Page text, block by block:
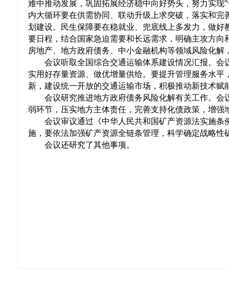
难中推动发展，巩固拓展经济稳中向好势头，努力实
内大循环要在供需协同、联动升级上求突破，落实和
划建设。民生保障要在稳就业、兜底线上多发力，做
要日程，结合国家急迫需要和长远需求，明确主攻方
房地产、地方政府债务、中小金融机构等领域风险化
会议听取全国综合交通运输体系建设情况汇报。
实用好存量资源、做优增量供给。要提升管理服务水
新，建设统一开放的交通运输市场，积极推动新技术
会议研究推进地方政府债务风险化解有关工作。
弱环节，压实地方主体责任，完善支持化债政策，增
会议审议通过《中华人民共和国矿产资源法实施
施，要依法加强矿产资源全链条管理，科学确定战略
会议还研究了其他事项。